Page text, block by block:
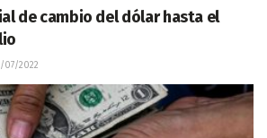
de cambio del dólar hasta el
07/2022